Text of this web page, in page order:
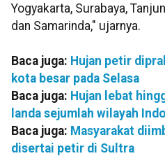
Yogyakarta, Surabaya,
dan Samarinda," ujarnya.
Baca juga: Hujan petir
kota besar pada Selasa
Baca juga: Hujan lebat
landa sejumlah wilayah
Baca juga: Masyarakat
disertai petir di Sultra